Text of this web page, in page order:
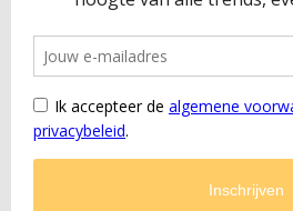
CONTACTEER ONS
Smaakbureau Meug
Kerkstraat 19 | 2060 Antwerpen
T +32 (0) 479 32 02 66